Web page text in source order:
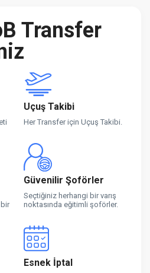
Transfer
Uçuş Takibi
Her Transfer için Uçuş Takibi.
Güvenilir Şoförler
Seçtiğiniz herhangi bir varış
noktasında eğitimli şoförler.
Esnek İptal